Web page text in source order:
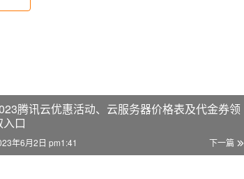
腾讯云优惠活动、云服务器价格表及代金券领
入口
下一篇
年6月2日 pm1:41